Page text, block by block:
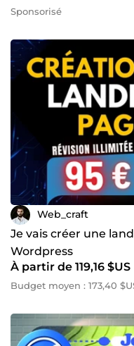
Sponsorisé
Web_craft
Je vais créer une
Wordpress
À partir de 119,16 $US
Budget moyen : 173,40